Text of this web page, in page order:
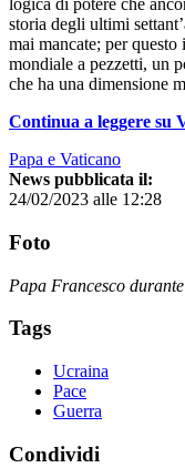
logica di potere che
storia degli ultimi
mai mancate; per
mondiale a pezzetti, un
che ha una dimensione
Continua a leggere su
Papa e Vaticano
News pubblicata il:
24/02/2023 alle 12:28
Foto
Papa Francesco
Tags
Ucraina
Pace
Guerra
Condividi